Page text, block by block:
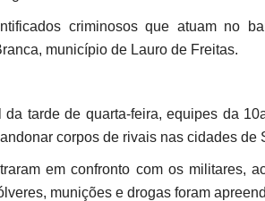
criminosos que atuam no
município de Lauro de Freitas.
da tarde de quarta-feira, equipes da
corpos de rivais nas cidades de
em confronto com os militares,
munições e drogas foram